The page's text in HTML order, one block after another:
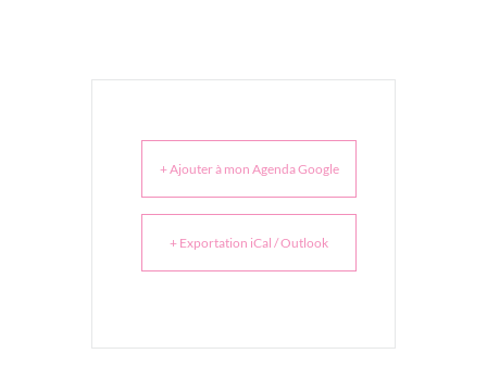
+ Ajouter à mon Agenda Google
+ Exportation iCal / Outlook